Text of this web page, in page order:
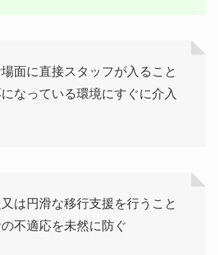
面に直接スタッフが入ること
なっている環境にすぐに介入
は円滑な移行支援を行うこと
不適応を未然に防ぐ